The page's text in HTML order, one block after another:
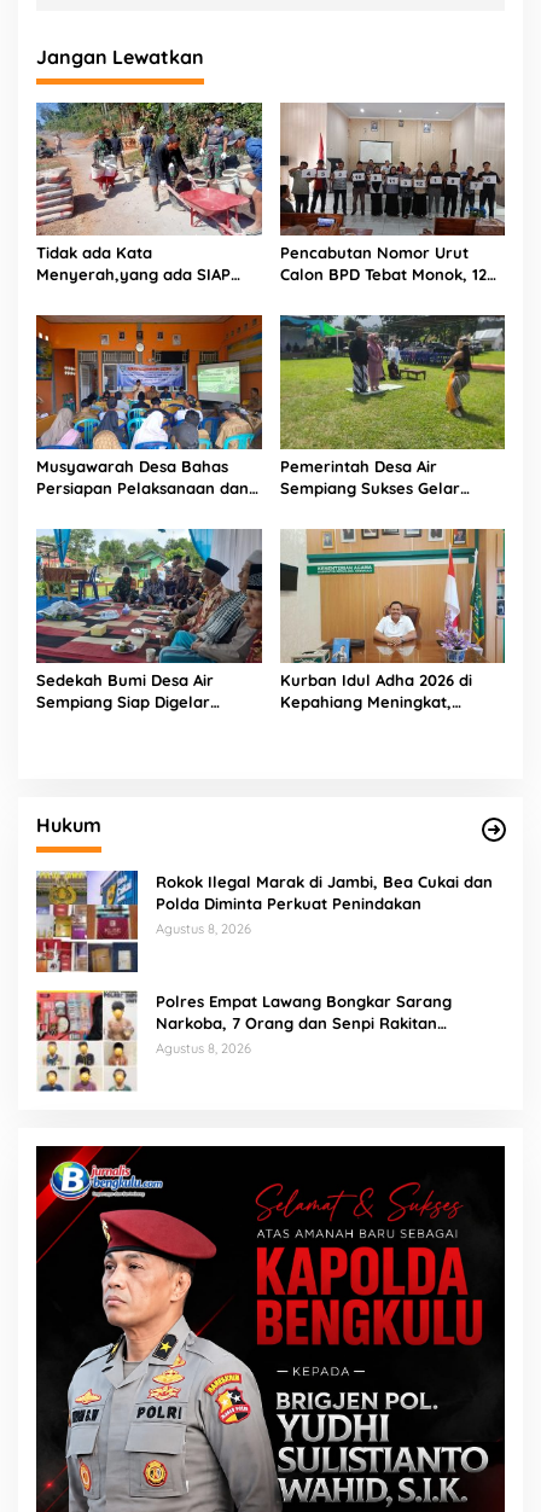
Jangan Lewatkan
Tidak ada Kata
Menyerah,yang ada SIAP
Pencabutan Nomor Urut
Calon BPD Tebat Monok, 12
Musyawarah Desa Bahas
Persiapan Pelaksanaan dan
Sari Dorong Pembangunan
Partisipatif
Pemerintah Desa Air
Sempiang Sukses Gelar
Sedekah Bumi Desa Air
Sempiang Siap Digelar
Kurban Idul Adha 2026 di
Kepahiang Meningkat,
Hukum
Rokok Ilegal Marak di Jambi, Bea Cukai dan
Polda Diminta Perkuat Penindakan
Agustus 8, 2026
Polres Empat Lawang Bongkar Sarang
Narkoba, 7 Orang dan Senpi Rakitan
Diamankan
Agustus 8, 2026